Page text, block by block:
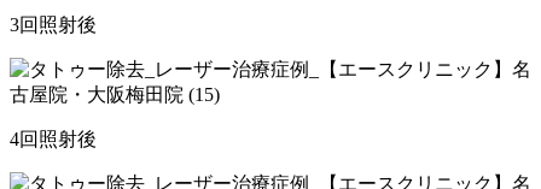
3回照射後
4回照射後